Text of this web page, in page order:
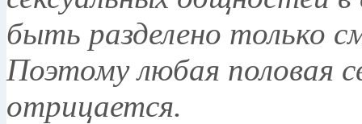
быть разделено только
Поэтому любая половая
отрицается.